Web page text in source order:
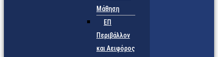
Μάθηση
ΕΠ
Περιβάλλον
και Αειφόρος